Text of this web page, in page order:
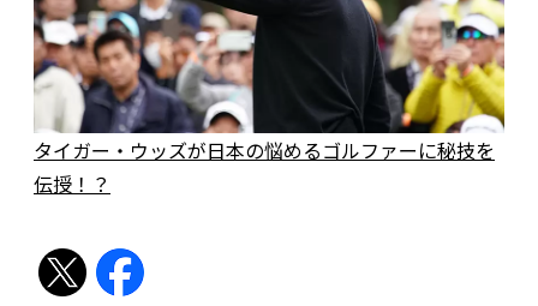
タイガー・ウッズが日本の悩めるゴルファーに秘技を
伝授！？